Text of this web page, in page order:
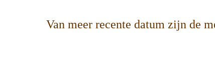
Van meer recente datum zijn de